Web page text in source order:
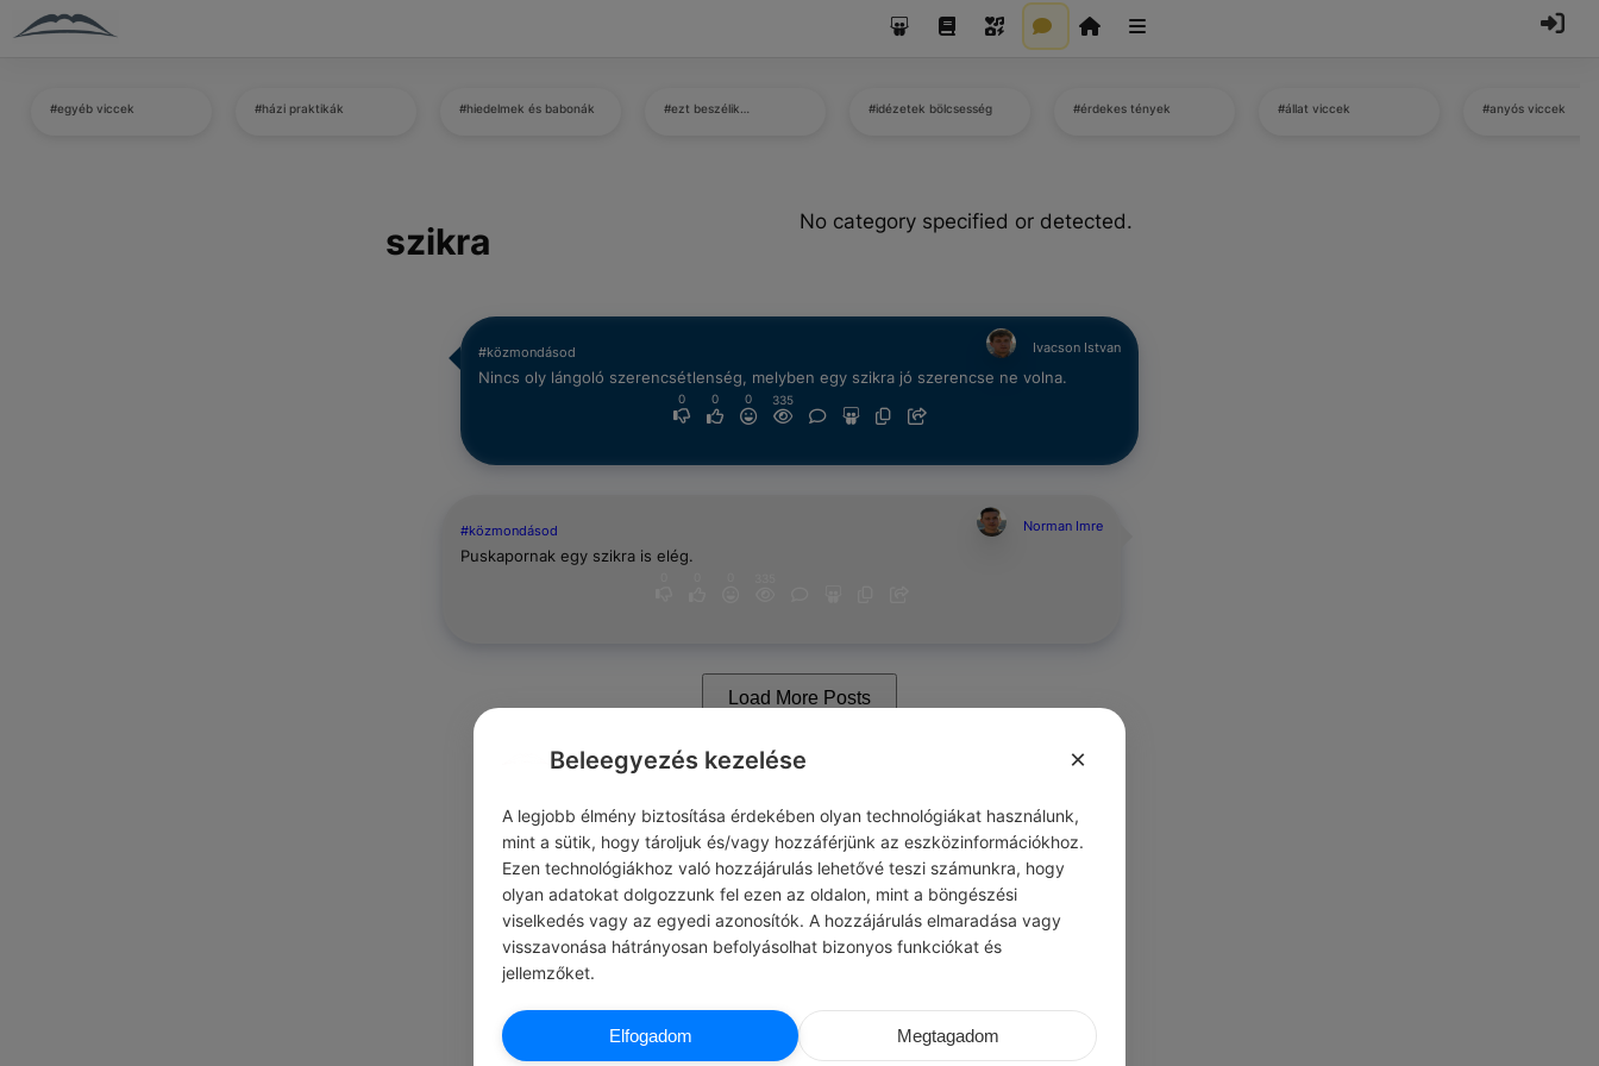
#egyéb viccek #házi praktikák #hiedelmek és babonák #ezt beszélik… #idézetek bölcsesség #érdekes tények #állat viccek #anyós viccek
szikra No category specified or detected.
#közmondásod Ivacson Istvan
Nincs oly lángoló szerencsétlenség, melyben egy szikra jó szerencse ne volna.
0 0 0 335
#közmondásod Norman Imre
Puskapornak egy szikra is elég.
Load More Posts
Beleegyezés kezelése ×
A legjobb élmény biztosítása érdekében olyan technológiákat használunk,
mint a sütik, hogy tároljuk és/vagy hozzáférjünk az eszközinformációkhoz.
Ezen technológiákhoz való hozzájárulás lehetővé teszi számunkra, hogy
olyan adatokat dolgozzunk fel ezen az oldalon, mint a böngészési
viselkedés vagy az egyedi azonosítók. A hozzájárulás elmaradása vagy
visszavonása hátrányosan befolyásolhat bizonyos funkciókat és
jellemzőket.
Elfogadom Megtagadom